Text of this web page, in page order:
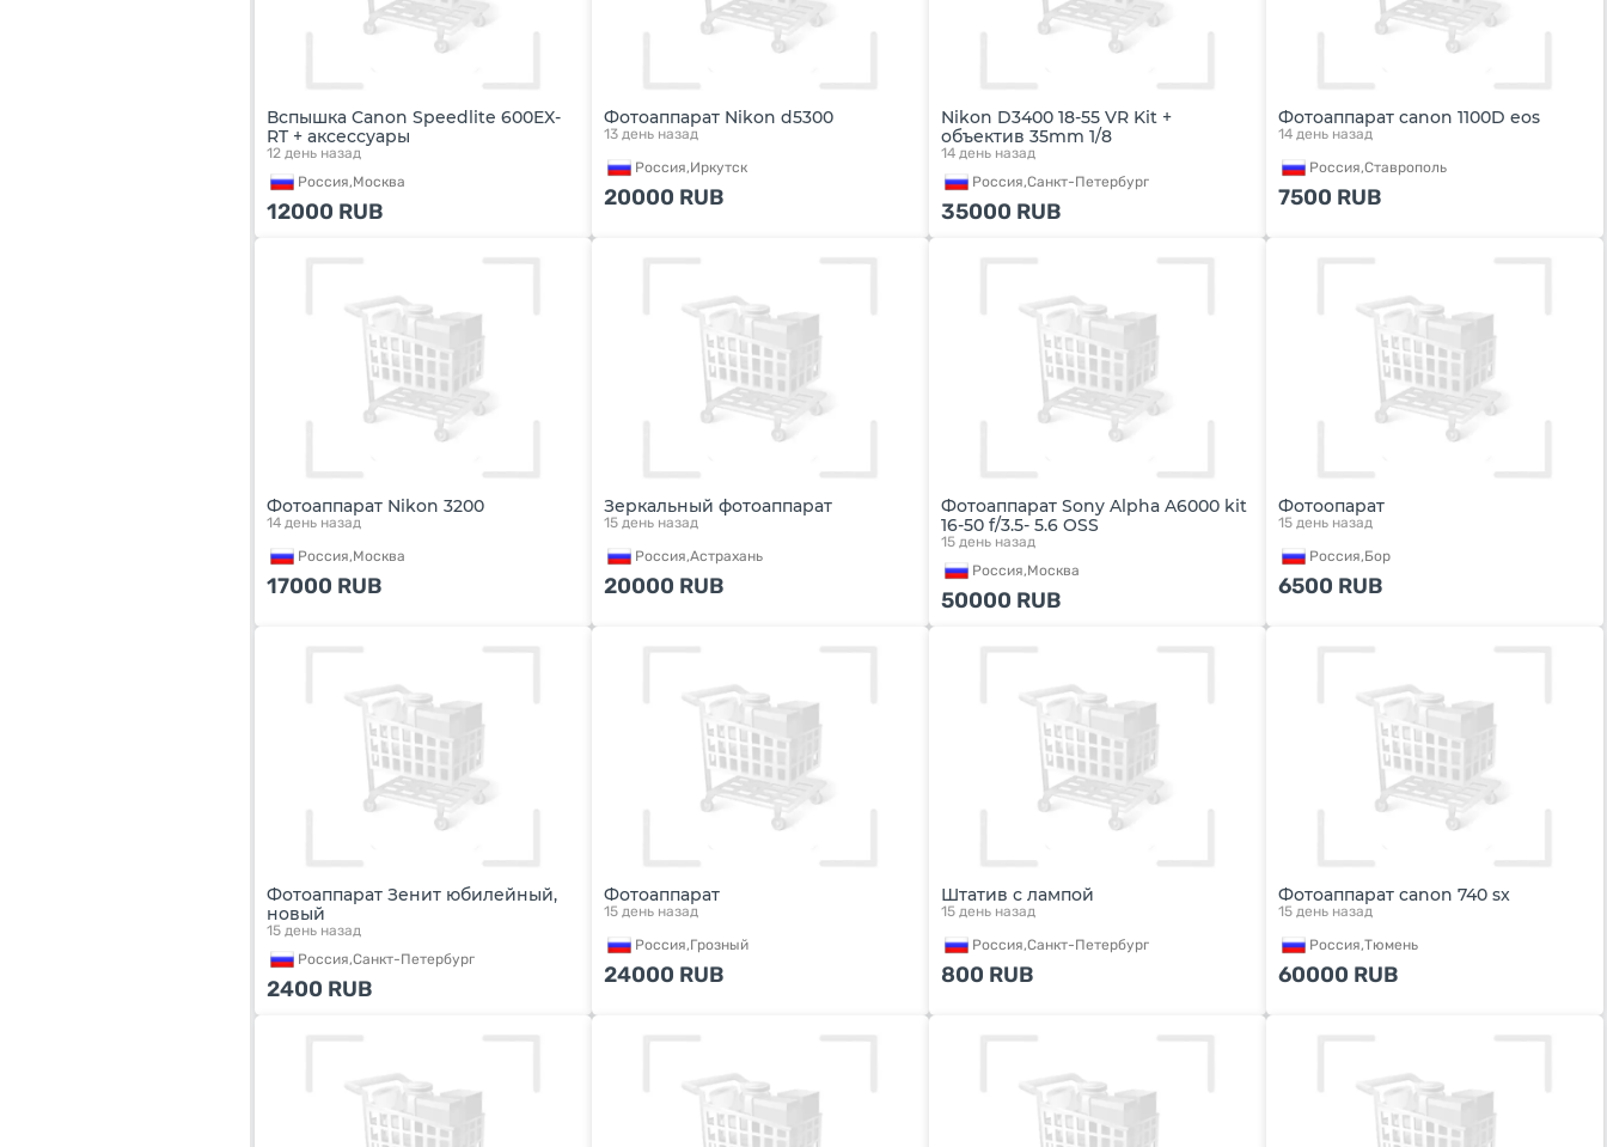
Вспышка Canon Speedlite 600EX-
RT + аксессуары
12 день назад
Россия,Москва
12000 RUB
Фотоаппарат Nikon d5300
13 день назад
Россия,Иркутск
20000 RUB
Nikon D3400 18-55 VR Kit +
объектив 35mm 1/8
14 день назад
Россия,Санкт-Петербург
35000 RUB
Фотоаппарат canon 1100D eos
14 день назад
Россия,Ставрополь
7500 RUB
Фотоаппарат Nikon 3200
14 день назад
Россия,Москва
17000 RUB
Зеркальный фотоаппарат
15 день назад
Россия,Астрахань
20000 RUB
Фотоаппарат Sony Alpha A6000 kit
16-50 f/3.5- 5.6 OSS
15 день назад
Россия,Москва
50000 RUB
Фотоопарат
15 день назад
Россия,Бор
6500 RUB
Фотоаппарат Зенит юбилейный,
новый
15 день назад
Россия,Санкт-Петербург
2400 RUB
Фотоаппарат
15 день назад
Россия,Грозный
24000 RUB
Штатив с лампой
15 день назад
Россия,Санкт-Петербург
800 RUB
Фотоаппарат canon 740 sx
15 день назад
Россия,Тюмень
60000 RUB